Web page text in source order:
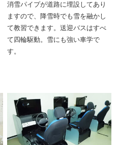
消雪パイプが道路に埋設してあり
ますので、降雪時でも雪を融かし
て教習できます。送迎バスはすべ
て四輪駆動。雪にも強い車学で
す。